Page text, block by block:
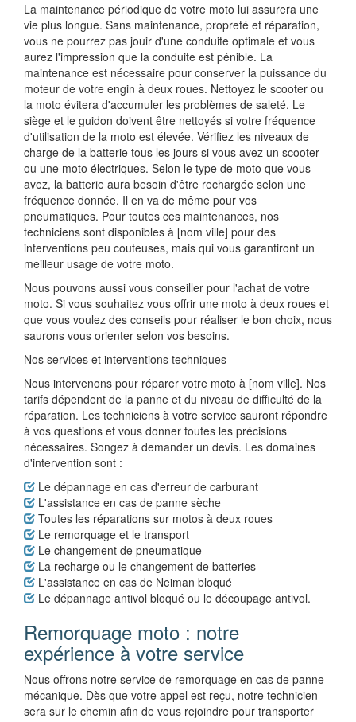
La maintenance périodique de votre moto lui assurera une
vie plus longue. Sans maintenance, propreté et réparation,
vous ne pourrez pas jouir d'une conduite optimale et vous
aurez l'impression que la conduite est pénible. La
maintenance est nécessaire pour conserver la puissance du
moteur de votre engin à deux roues. Nettoyez le scooter ou
la moto évitera d'accumuler les problèmes de saleté. Le
siège et le guidon doivent être nettoyés si votre fréquence
d'utilisation de la moto est élevée. Vérifiez les niveaux de
charge de la batterie tous les jours si vous avez un scooter
ou une moto électriques. Selon le type de moto que vous
avez, la batterie aura besoin d'être rechargée selon une
fréquence donnée. Il en va de même pour vos
pneumatiques. Pour toutes ces maintenances, nos
techniciens sont disponibles à [nom ville] pour des
interventions peu couteuses, mais qui vous garantiront un
meilleur usage de votre moto.
Nous pouvons aussi vous conseiller pour l'achat de votre
moto. Si vous souhaitez vous offrir une moto à deux roues et
que vous voulez des conseils pour réaliser le bon choix, nous
saurons vous orienter selon vos besoins.
Nos services et interventions techniques
Nous intervenons pour réparer votre moto à [nom ville]. Nos
tarifs dépendent de la panne et du niveau de difficulté de la
réparation. Les techniciens à votre service sauront répondre
à vos questions et vous donner toutes les précisions
nécessaires. Songez à demander un devis. Les domaines
d'intervention sont :
Le dépannage en cas d'erreur de carburant
L'assistance en cas de panne sèche
Toutes les réparations sur motos à deux roues
Le remorquage et le transport
Le changement de pneumatique
La recharge ou le changement de batteries
L'assistance en cas de Neiman bloqué
Le dépannage antivol bloqué ou le découpage antivol.
Remorquage moto : notre
expérience à votre service
Nous offrons notre service de remorquage en cas de panne
mécanique. Dès que votre appel est reçu, notre technicien
sera sur le chemin afin de vous rejoindre pour transporter